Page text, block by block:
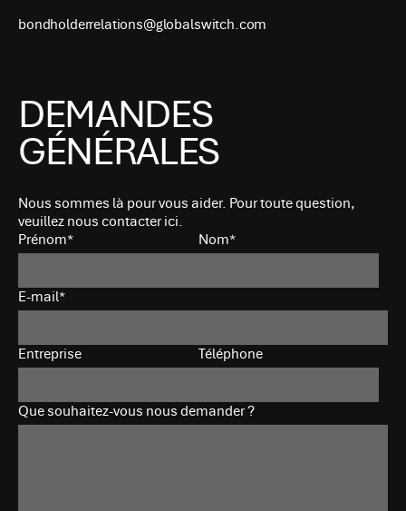
bondholderrelations@globalswitch.com
DEMANDES
GÉNÉRALES
Nous sommes là pour vous aider. Pour toute question,
veuillez nous contacter ici.
Prénom*
Nom*
E-mail*
Entreprise Téléphone
Que souhaitez-vous nous demander ?